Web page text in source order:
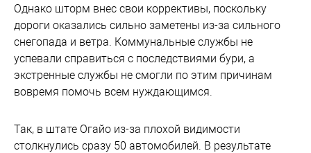
Однако шторм внес свои коррективы, поскольку
дороги оказались сильно заметены из-за сильного
снегопада и ветра. Коммунальные службы не
успевали справиться с последствиями бури, а
экстренные службы не смогли по этим причинам
вовремя помочь всем нуждающимся.
Так, в штате Огайо из-за плохой видимости
столкнулись сразу 50 автомобилей. В результате